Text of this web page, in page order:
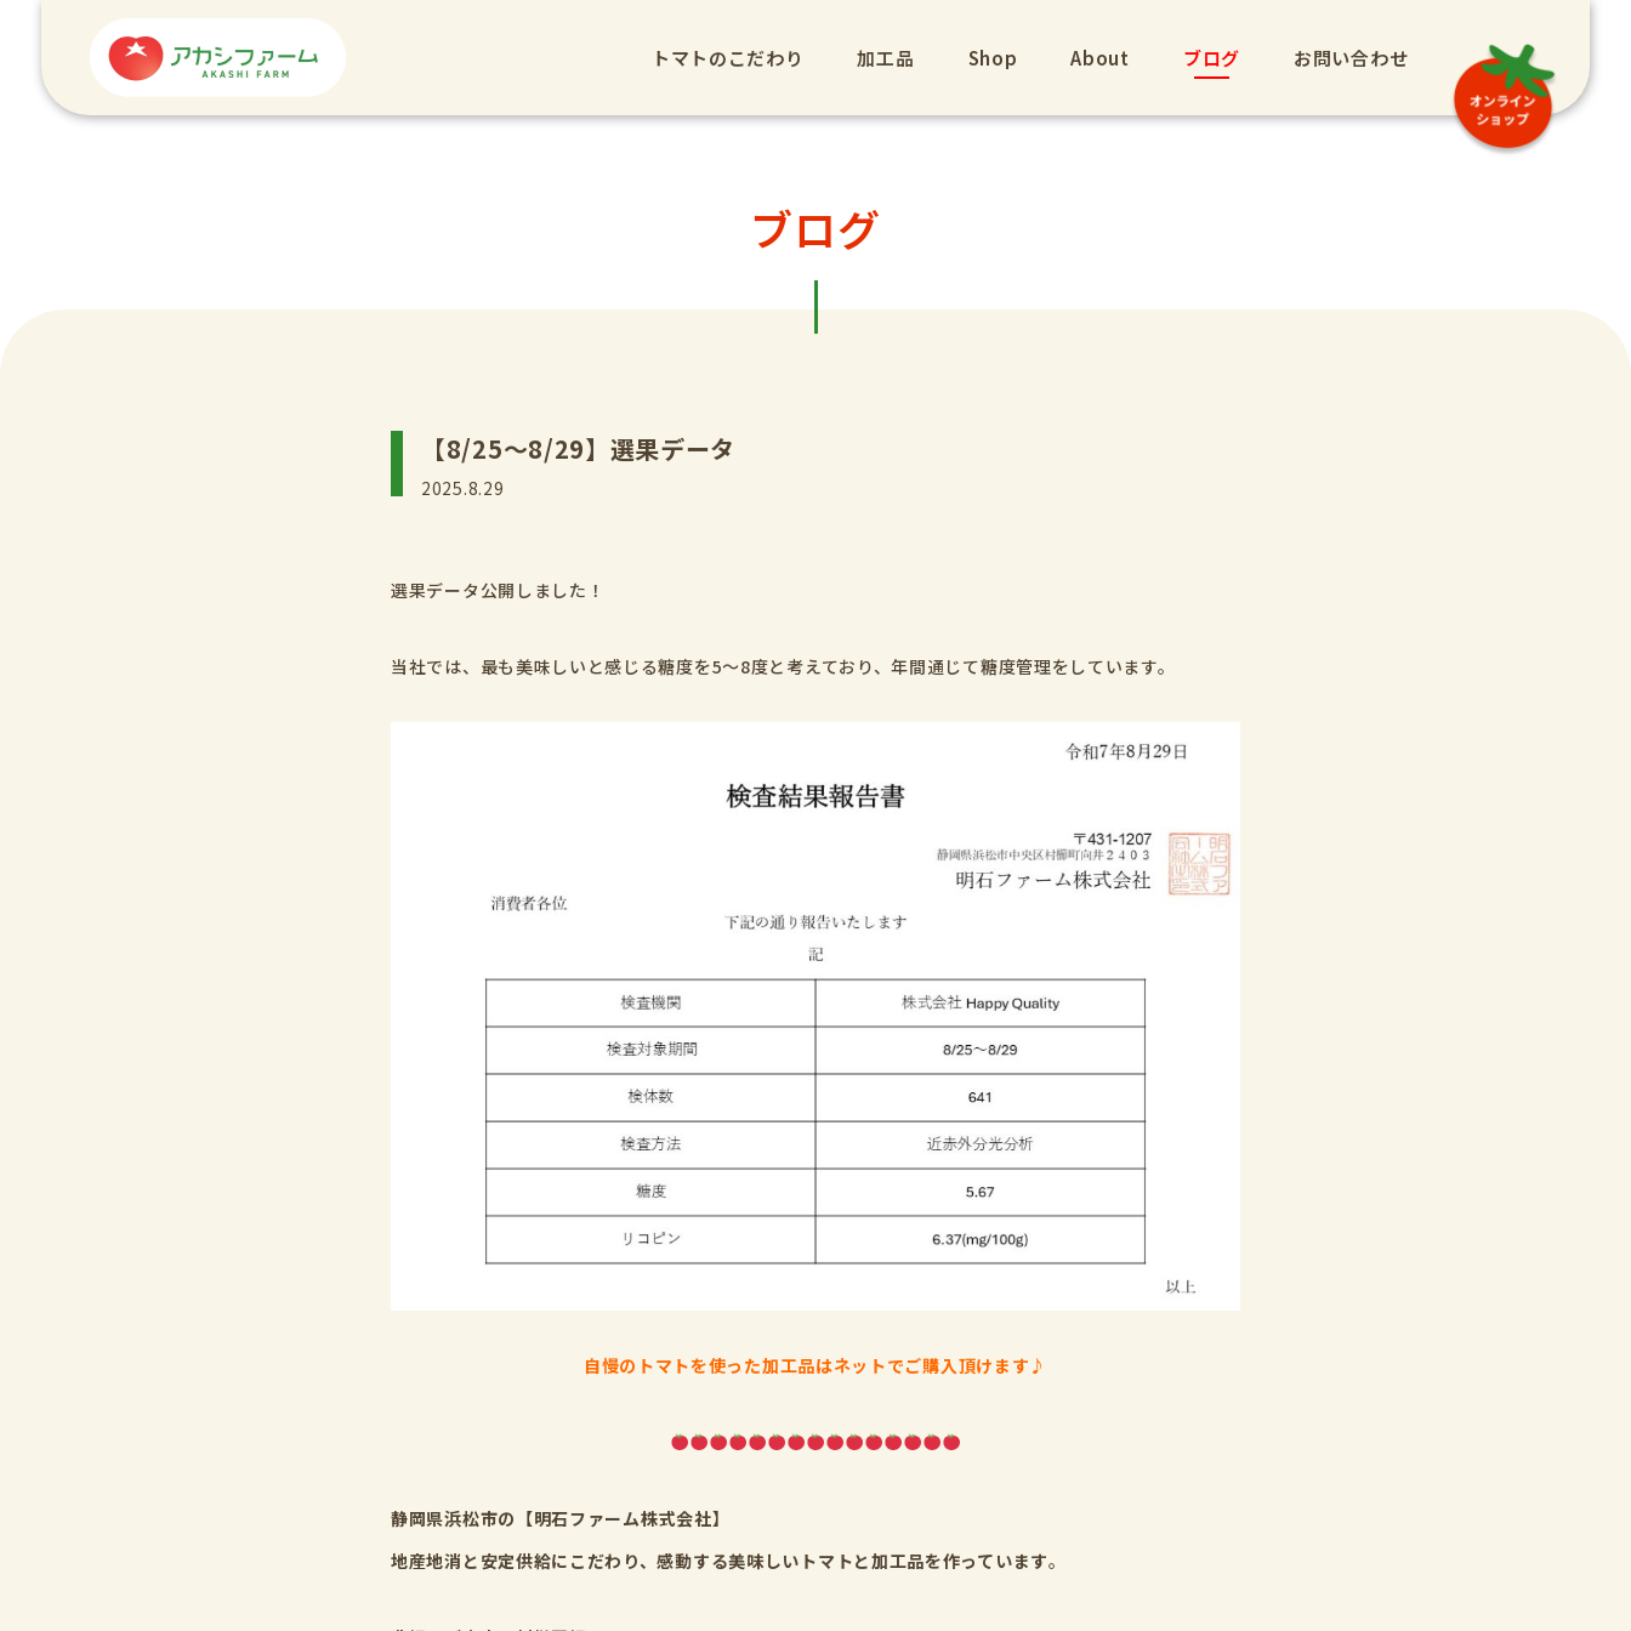
トマトのこだわり 加工品 Shop About ブログ お問い合わせ
ブログ
【8/25～8/29】選果データ
2025.8.29
選果データ公開しました！
当社では、最も美味しいと感じる糖度を5～8度と考えており、年間通じて糖度管理をしています。
自慢のトマトを使った加工品はネットでご購入頂けます♪
静岡県浜松市の 【明石ファーム株式会社】
地産地消と安定供給にこだわり、感動する美味しいトマトと加工品を作っています。